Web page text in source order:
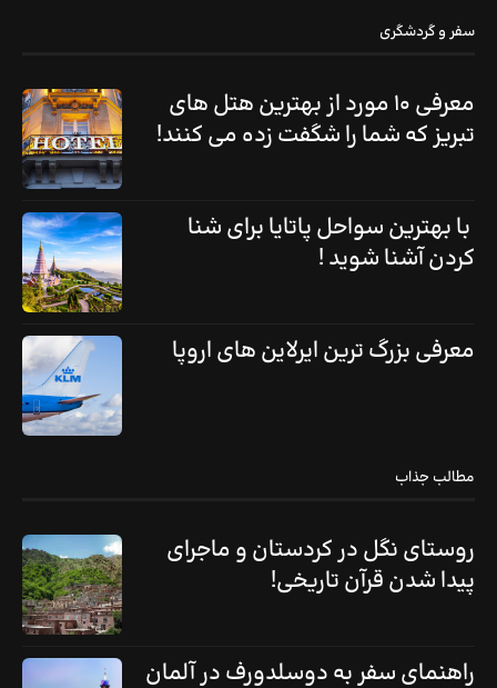
سفر و گردشگری
معرفی ۱۰ مورد از بهترین هتل های
تبریز که شما را شگفت زده می کنند!
با بهترین سواحل پاتایا برای شنا
کردن آشنا شوید !
معرفی بزرگ ترین ایرلاین های اروپا
مطالب جذاب
روستای نگل در کردستان و ماجرای
پیدا شدن قرآن تاریخی!
راهنمای سفر به دوسلدورف در آلمان